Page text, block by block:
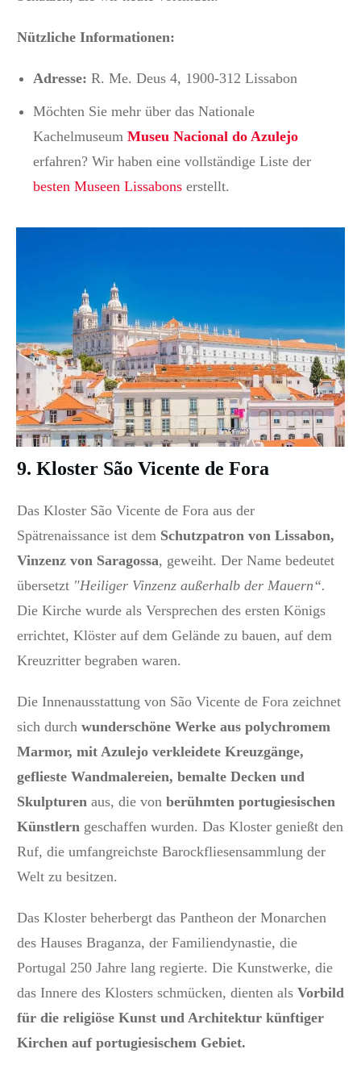
Nützliche Informationen:
Adresse: R. Me. Deus 4, 1900-312 Lissabon
Möchten Sie mehr über das Nationale
Kachelmuseum Museu Nacional do Azulejo
erfahren? Wir haben eine vollständige Liste der
besten Museen Lissabons erstellt.
9. Kloster São Vicente de Fora
Das Kloster São Vicente de Fora aus der
Spätrenaissance ist dem Schutzpatron von Lissabon,
Vinzenz von Saragossa, geweiht. Der Name bedeutet
übersetzt "Heiliger Vinzenz außerhalb der Mauern“.
Die Kirche wurde als Versprechen des ersten Königs
errichtet, Klöster auf dem Gelände zu bauen, auf dem
Kreuzritter begraben waren.
Die Innenausstattung von São Vicente de Fora zeichnet
sich durch wunderschöne Werke aus polychromem
Marmor, mit Azulejo verkleidete Kreuzgänge,
geflieste Wandmalereien, bemalte Decken und
Skulpturen aus, die von berühmten portugiesischen
Künstlern geschaffen wurden. Das Kloster genießt den
Ruf, die umfangreichste Barockfliesensammlung der
Welt zu besitzen.
Das Kloster beherbergt das Pantheon der Monarchen
des Hauses Braganza, der Familiendynastie, die
Portugal 250 Jahre lang regierte. Die Kunstwerke, die
das Innere des Klosters schmücken, dienten als Vorbild
für die religiöse Kunst und Architektur künftiger
Kirchen auf portugiesischem Gebiet.